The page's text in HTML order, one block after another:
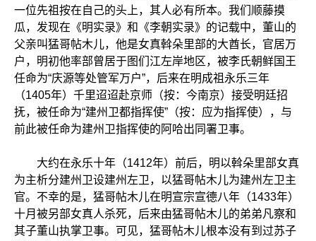
一位先祖按在自己的头上，其人必有所本。我们顺藤摸
瓜，发现在《明实录》和《李朝实录》的记载中，董山的
父亲叫猛哥帖木儿，他是女真斡朵里部的大酋长，官居万
户，明初他率部曾居于图们江左岸地区，被李氏朝鲜国王
任命为“庆源等处管军万户”，后来在明成祖永乐三年
（1405年）千里迢迢赴京师（按：今南京）接受明廷招
抚，被任命为“建州卫都指挥使”（按：应为指挥使），与
前此被任命为建州卫指挥使的阿哈出同署卫事。
大约在永乐十年（1412年）前后，明以斡朵里部女真
为主析分建州卫设建州左卫，以猛哥帖木儿为建州左卫主
官。不幸的是，猛哥帖木儿在明宣宗宣德八年（1433年）
十月被另部女真人杀死，后来由猛哥帖木儿的弟弟凡察和
其子董山执掌卫事。可见，猛哥帖木儿根本没有到过苏子